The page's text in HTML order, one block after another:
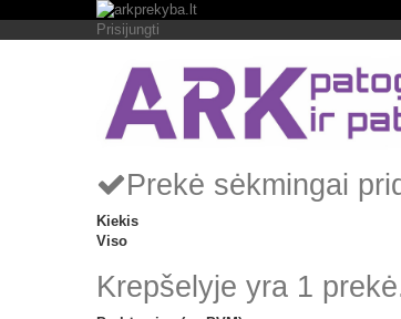
Prisijungti
Prekė sėkmingai
Kiekis
Viso
Krepšelyje yra 1